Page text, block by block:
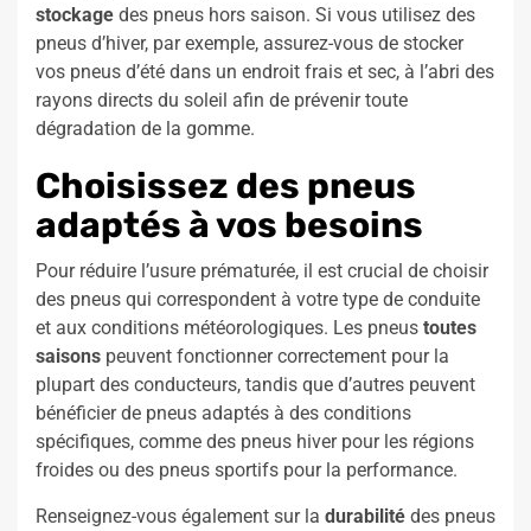
stockage des pneus hors saison. Si vous utilisez des
pneus d’hiver, par exemple, assurez-vous de stocker
vos pneus d’été dans un endroit frais et sec, à l’abri des
rayons directs du soleil afin de prévenir toute
dégradation de la gomme.
Choisissez des pneus
adaptés à vos besoins
Pour réduire l’usure prématurée, il est crucial de choisir
des pneus qui correspondent à votre type de conduite
et aux conditions météorologiques. Les pneus toutes
saisons peuvent fonctionner correctement pour la
plupart des conducteurs, tandis que d’autres peuvent
bénéficier de pneus adaptés à des conditions
spécifiques, comme des pneus hiver pour les régions
froides ou des pneus sportifs pour la performance.
Renseignez-vous également sur la durabilité des pneus